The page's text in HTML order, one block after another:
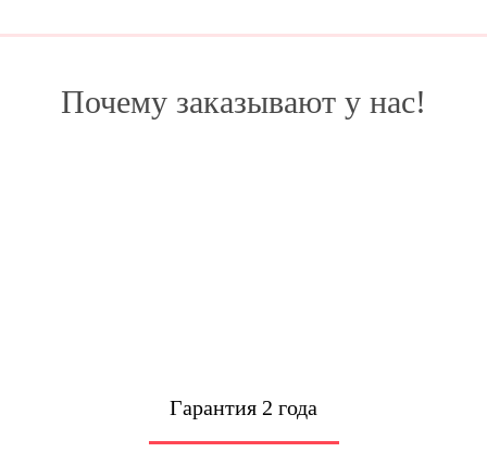
Почему заказывают у нас!
Гарантия 2 года